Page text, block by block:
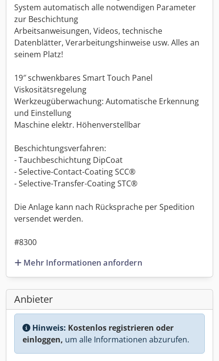
System automatisch alle notwendigen Parameter
zur Beschichtung
Arbeitsanweisungen, Videos, technische
Datenblätter, Verarbeitungshinweise usw. Alles an
seinem Platz!
19″ schwenkbares Smart Touch Panel
Viskositätsregelung
Werkzeugüberwachung: Automatische Erkennung
und Einstellung
Maschine elektr. Höhenverstellbar
Beschichtungsverfahren:
- Tauchbeschichtung DipCoat
- Selective-Contact-Coating SCC®
- Selective-Transfer-Coating STC®
Die Anlage kann nach Rücksprache per Spedition
versendet werden.
#8300
Mehr Informationen anfordern
Anbieter
Hinweis: Kostenlos registrieren oder
einloggen, um alle Informationen abzurufen.